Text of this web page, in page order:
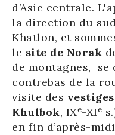
d’Asie centrale.
la direction du
Khatlon, et
le site de Norak
de montagnes, se
contrebas de la
visite des
Khulbok, IXe-XIe
en fin d’après-